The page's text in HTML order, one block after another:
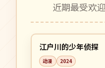
近期最受欢
日本
连载中
江户川的少年侦探
动漫 2024